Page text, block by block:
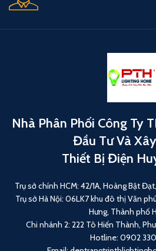
Nhà Phân Phối Công Ty
Đầu Tư Và
Thiết Bị Điện
Trụ sở chính HCM: 42/1A, Hoàng Bật
Trụ sở Hà Nội: 06LK7 khu đô thị Văn
Hưng, Thành phố
Chi nhánh 2: 222 Tô Hiến Thành,
Hotline: 0902